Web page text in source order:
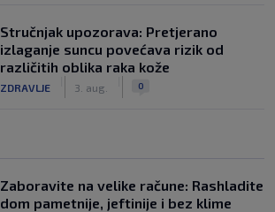
Stručnjak upozorava: Pretjerano
izlaganje suncu povećava rizik od
različitih oblika raka kože
ZDRAVLJE 3. aug. 0
Zaboravite na velike račune: Rashladite
dom pametnije, jeftinije i bez klime